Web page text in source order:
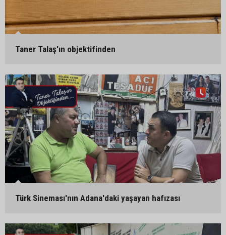
Taner Talaş'ın objektifinden
Türk Sineması'nın Adana'daki yaşayan hafızası